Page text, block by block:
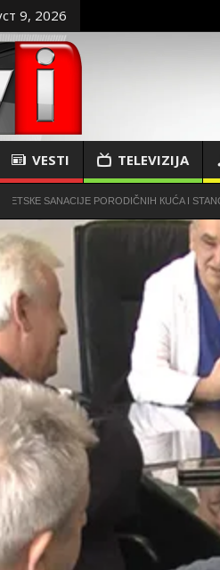
9, 2026
VESTI TELEVIZIJA
PORODIČNIH КUĆA I STANOVA